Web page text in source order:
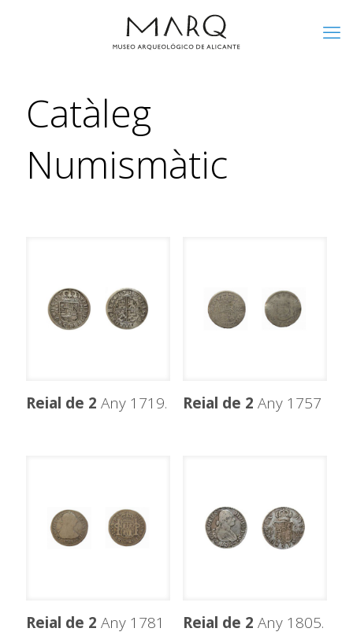
Catàleg
Numismàtic
Reial de 2 Any 1719. Reial de 2 Any 1757
Reial de 2 Any 1781 Reial de 2 Any 1805.